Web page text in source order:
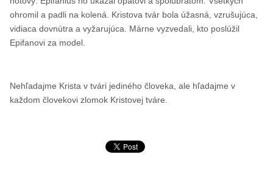
ohromil a padli na kolená. Kristova tvár bola úžasná, vzrušujúca,
vidiaca dovnútra a vyžarujúca. Márne vyzvedali, kto poslúžil
Epifanovi za model.
Nehľadajme Krista v tvári jediného človeka, ale hľadajme v
každom človekovi zlomok Kristovej tváre.